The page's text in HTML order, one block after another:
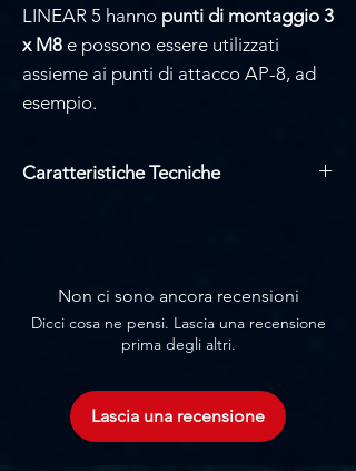
LINEAR 5 hanno punti di montaggio 3
x M8 e possono essere utilizzati
assieme ai punti di attacco AP-8, ad
esempio.
Caratteristiche Tecniche
Risposta in frequenza -10 dB: 68 Hz –
19 kHz
Amplificatore 1200W
Tweeter 1", 1.4" voice coil
Dispersione 80° x 60° ruotabile
Ingresso Ethernet
Non ci sono ancora recensioni
Dicci cosa ne pensi. Lascia una recensione
prima degli altri.
Lascia una recensione